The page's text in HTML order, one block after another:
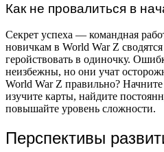
Как не провалиться в
Секрет успеха — командная
новичкам в World War Z
геройствовать в одиночку.
неизбежны, но они учат
World War Z правильно?
изучите карты, найдите
повышайте уровень сложности.
Перспективы